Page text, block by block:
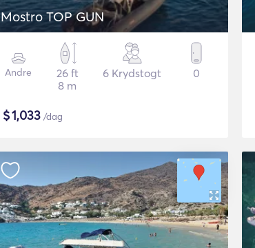
Mostro TOP GUN
Andre
26 ft
8 m
6 Krydstogt 0
$1,033 /dag